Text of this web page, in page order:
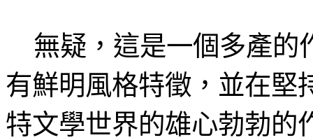
無疑，這是一個多產的
有鮮明風格特徵，並在堅
特文學世界的雄心勃勃的